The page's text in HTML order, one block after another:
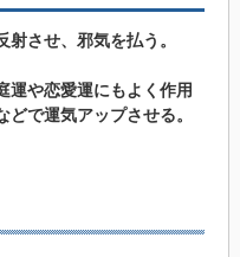
射させ、邪気を払う。
運や恋愛運にもよく作用
で運気アップさせる。